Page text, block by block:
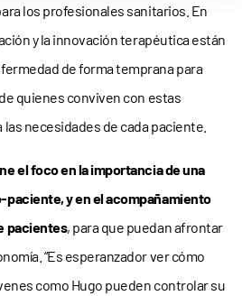
los profesionales sanitarios. En
y la innovación terapéutica están
de forma temprana para
quienes conviven con estas
necesidades de cada paciente.
el foco en la importancia de una
y en el acompañamiento
pacientes, para que puedan afrontar
“Es esperanzador ver cómo
como Hugo pueden controlar su